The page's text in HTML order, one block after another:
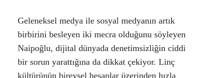
Geleneksel medya ile sosyal medyanın artık
birbirini besleyen iki mecra olduğunu söyleyen
Naipoğlu, dijital dünyada denetimsizliğin ciddi
bir sorun yarattığına da dikkat çekiyor. Linç
kültürünün bireysel hesaplar üzerinden hızla